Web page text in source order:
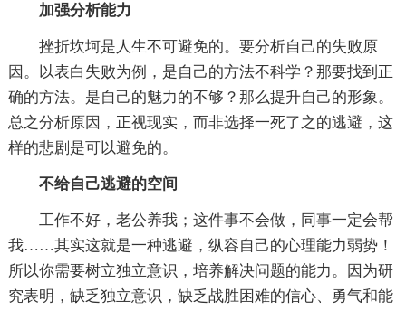
加强分析能力
挫折坎坷是人生不可避免的。要分析自己的失败原
因。以表白失败为例，是自己的方法不科学？那要找到正
确的方法。是自己的魅力的不够？那么提升自己的形象。
总之分析原因，正视现实，而非选择一死了之的逃避，这
样的悲剧是可以避免的。
不给自己逃避的空间
工作不好，老公养我；这件事不会做，同事一定会帮
我……其实这就是一种逃避，纵容自己的心理能力弱势！
所以你需要树立独立意识，培养解决问题的能力。因为研
究表明，缺乏独立意识，缺乏战胜困难的信心、勇气和能